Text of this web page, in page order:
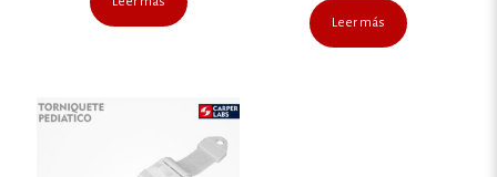
Leer más